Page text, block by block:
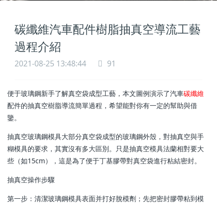
碳纖維汽車配件樹脂抽真空導流工藝
過程介紹
2021-08-25 13:48:44 91
便于玻璃鋼新手了解真空袋成型工藝，本文圖例演示了汽車碳纖維
配件的抽真空樹脂導流簡單過程，希望能對你有一定的幫助與借
鑒。
抽真空玻璃鋼模具大部分真空袋成型的玻璃鋼外殼，對抽真空與手
糊模具的要求，其實沒有多大區別。只是抽真空模具法蘭相對要大
些（如15cm），這是為了便于丁基膠帶對真空袋進行粘結密封。
抽真空操作步驟
第一步：清潔玻璃鋼模具表面并打好脫模劑；先把密封膠帶粘到模